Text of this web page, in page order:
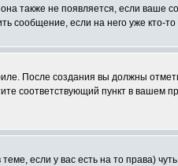
также не появляется, если ваше
сообщение, если на него уже кто-то
После создания вы должны
соответствующий пункт в вашем
если у вас есть на то права)